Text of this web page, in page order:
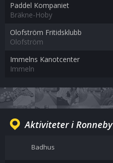
Paddel Kompaniet
Bräkne-Hoby
Olofström Fritidsklubb
Olofström
Immelns Kanotcenter
Immeln
Aktiviteter i Ronneby
Badhus